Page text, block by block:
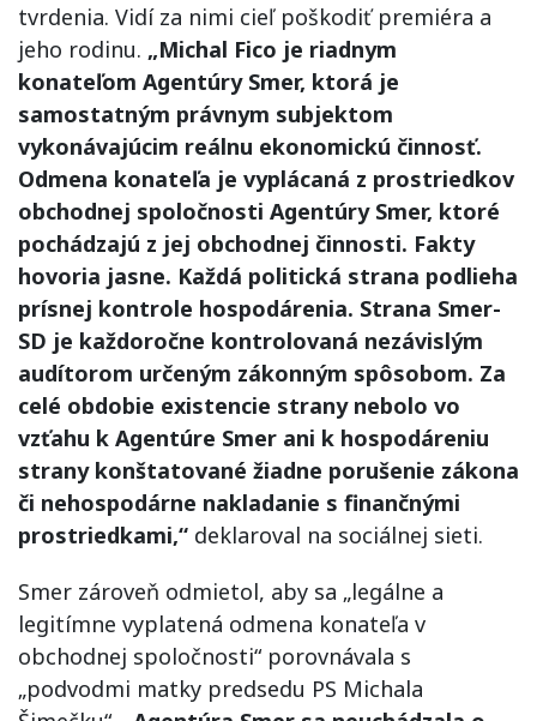
tvrdenia. Vidí za nimi cieľ poškodiť premiéra a
jeho rodinu. „Michal Fico je riadnym
konateľom Agentúry Smer, ktorá je
samostatným právnym subjektom
vykonávajúcim reálnu ekonomickú činnosť.
Odmena konateľa je vyplácaná z prostriedkov
obchodnej spoločnosti Agentúry Smer, ktoré
pochádzajú z jej obchodnej činnosti. Fakty
hovoria jasne. Každá politická strana podlieha
prísnej kontrole hospodárenia. Strana Smer-
SD je každoročne kontrolovaná nezávislým
audítorom určeným zákonným spôsobom. Za
celé obdobie existencie strany nebolo vo
vzťahu k Agentúre Smer ani k hospodáreniu
strany konštatované žiadne porušenie zákona
či nehospodárne nakladanie s finančnými
prostriedkami,“ deklaroval na sociálnej sieti.
Smer zároveň odmietol, aby sa „legálne a
legitímne vyplatená odmena konateľa v
obchodnej spoločnosti“ porovnávala s
„podvodmi matky predsedu PS Michala